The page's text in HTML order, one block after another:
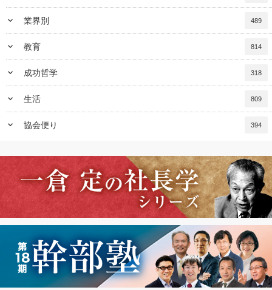
keyboard_arrow_down 業界別 489
keyboard_arrow_down 教育 814
keyboard_arrow_down 成功哲学 318
keyboard_arrow_down 生活 809
keyboard_arrow_down 協会便り 394